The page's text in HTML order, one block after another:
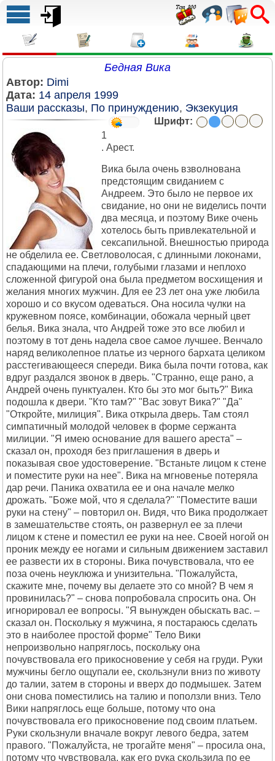
Бедная Вика
Автор: Dimi
Дата: 14 апреля 1999
Ваши рассказы, По принуждению, Экзекуция
Шрифт:
1
. Арест.
Вика была очень взволнована предстоящим свиданием с Андреем. Это было не первое их свидание, но они не виделись почти два месяца, и поэтому Вике очень хотелось быть привлекательной и сексапильной. Внешностью природа не обделила ее. Светловолосая, с длинными локонами, спадающими на плечи, голубыми глазами и неплохо сложенной фигурой она была предметом восхищения и желания многих мужчин. Для ее 23 лет она уже любила хорошо и со вкусом одеваться. Она носила чулки на кружевном поясе, комбинации, обожала черный цвет белья. Вика знала, что Андрей тоже это все любил и поэтому в тот день надела свое самое лучшее. Венчало наряд великолепное платье из черного бархата целиком расстегивающееся спереди. Вика была почти готова, как вдруг раздался звонок в дверь. "Странно, еще рано, а Андрей очень пунктуален. Кто бы это мог быть?" Вика подошла к двери. "Кто там?" "Вас зовут Вика?" "Да" "Откройте, милиция". Вика открыла дверь. Там стоял симпатичный молодой человек в форме сержанта милиции. "Я имею основание для вашего ареста" – сказал он, проходя без приглашения в дверь и показывая свое удостоверение. "Встаньте лицом к стене и поместите руки на нее". Вика на мгновенье потеряла дар речи. Паника охватила ее и она начале мелко дрожать. "Боже мой, что я сделала?" "Поместите ваши руки на стену" – повторил он. Видя, что Вика продолжает в замешательстве стоять, он развернул ее за плечи лицом к стене и поместил ее руки на нее. Своей ногой он проник между ее ногами и сильным движением заставил ее развести их в стороны. Вика почувствовала, что ее поза очень неуклюжа и унизительна. "Пожалуйста, скажите мне, почему вы делаете это со мной? В чем я провинилась?" – снова попробовала спросить она. Он игнорировал ее вопросы. "Я вынужден обыскать вас. – сказал он. Поскольку я мужчина, я постараюсь сделать это в наиболее простой форме" Тело Вики непроизвольно напряглось, поскольку она почувствовала его прикосновение у себя на груди. Руки мужчины бегло ощупали ее, скользнули вниз по животу до талии, затем в стороны и вверх до подмышек. Затем они снова поместились на талию и поползли вниз. Тело Вики напряглось еще больше, потому что она почувствовала его прикосновение под своим платьем. Руки скользнули вначале вокруг левого бедра, затем правого. "Пожалуйста, не трогайте меня" – просила она, потому что чувствовала, как его рука скользила по ее промежности. Вике казалось, что прошла вечность пока он не убрал свои руки из под ее платья. Она почувствовала некоторое облегчение. Теперь, возможно, ей все таки удастся разобраться в том положении, в котором она оказалась, и исправить это недоразумение. То, что она услышала в следующий миг повергло ее в смятение. "Я должен вас доставить в отделение. В ваших интересах не сопротивляться, когда я буду надевать на Вас наручники". НАРУЧНИКИ! "О нет, пожалуйста, только не это!" – ее голос начал срываться с дрожания на всхлипывание. Но разжалобить его было просто невозможно. "Поместите вашу левую руку за спину" – командовал он. "О, пожалуйста... " – кричала Вика, повинуясь его приказу. Ее тело снова напряглось, когда она почувствовала холодную сталь наручника, охватившего ее запястие, Раздался щелчок механизма блокировки. "Пожалуйста правую руку" "Нет, умоляю вас... " – вновь пыталась протестовать Вика сознавая, что в скованном состоянии, она будет полностью в его власти и не сможет оказать хоть какое – нибудь сопротивление его действиям. Ни слова не говоря, сержант схватил свободную руку Вики и резко завел ее за спину и вверх. Тело Вики прогнулось глубоко вперед. В этой позе она вынуждена была оставаться пока милиционер защелкивал манжету наручника на запястье ее второй руки. "О... " – стонала она, когда он продолжал закрывать механизм блокировки. Вся эта ситуация, ее нелепая и унизительная поза, скованные за спиной руки, ощущение, что ее подвергли насилию, будто она преступница, так угнетала ее, что она уже не могла сдержать слез. "Пожалуйста, – молила она, – вы не можете вести меня в таком виде! Только не в наручниках! Я пойду сама! Я не буду бежать. Я обещаю! Что подумают соседи!" "Я выполняю приказ. Вы арестованы в подозрении хищения и укрытии капсулы новейшего лекарства из испытательной лаборатории" – был ответ. Сержант повел ее к своему автомобилю. При этом, он не выпустил скованные запястья Вики из своих рук и по дороге держал их так высоко, так что ей пришлось идти в полусогнутом положении. Длинные черные локоны Вики свесились вниз и раскачивались в такт ее движению. Идти было ужасно неудобно, но еще ужаснее было осознавать свое унижение и ощущать на себе взгляды соседей, среди которых было много мужчин. Сержант подвел Вику к автомобилю, одной рукой распахнул заднюю дверцу и втолкнул ее в салон. Вика скорее просто упала на сиденье, чем села. Скованные за спиной руки не позволяли ее расправить платье. Оно подмялось, обнажив стройные бедра и кружевные резинки чулок. На водительском месте сидел еще один мужчина, видимо старший по званию. Тот который арестовал Вику, обошел автомашину и сел рядом с ней... Машина тронулась. "Ну как, нашел у нее капсулу?" спросил старший. "Нет" " А ты как следует ее обыскал? Ты раздевал ее?" "Нет, я только ощупал ее" "Этого недостаточно. Надо было искать лучше. По донесениям она носит ее всегда при себе". Машина остановилась в глухом переулке. У Вики сжалось сердце. Она поняла, что все еще только начинается. Мужчина, сидевший за рулем повернулся назад. "Давай поищем получше. Расстегни ка ей платье, Виктор" сказал он. Виктор, (видимо так звали милиционера, который арестовывал Вику), принялся неторопливо расстегивать пуговицы, начиная сверху. Расстегнув платье до талии, Виктор резким движением сдернул его с плеч назад. Груди Вики, закрытые в кружевной бюстгалтер черного цвета беспомощно и предательски торчали вперед. Она тихо застонала от собственного бессилия. "Продолжай" – скомандовал старший. Виктор, обхватив Вику за плечи развернул ее к себе спиной и сдернул платье вниз до уровня талии. Скованные за спиной руки не дали снять его совсем. Тело Вики выгнулось, но Виктор, придавив ее к спинке переднего кресла машины, расстегнул замочек бюстгалтера. Затем, опрокинув свою пленницу снова на спину, он обеими руками спустил его с грудей Вики. Конструкция бюстгалтера была без бретелек, поэтому Вика оказалась сразу полуобнаженной. Она закрыла глаза и вновь застонала. Мужчины не обратили на это внимание. Старший ощупал бюстгалтер и бросил его рядом на сиденье. "Он пуст. Раздевай ее дальше, если понадобится полностью" – приказал он. Через несколько секунд платье Вики было расстегнуто полностью и оба его подола откинуты по разные стороны ее прекрасного тела. Взгляды обоих мужчин ощупывали тело Вики. То ли они пытались обнаружить в ее немногочисленном белье ту неизвестную ей капсулу, то ли рассматривали интимные места чисто с мужским интересом. Как бы то ни было, но положение Вики было для нее крайне ужасным. Захотят ли милиционеры воспользоваться ею как женщиной, или будут раздевать ее, осматривать одежду и ее самые интимные места с целью найти что – то – для Вики все это было одинаково страшно. Виктор резким движением рук раздвинул ее колени в разные стороны и ощупал область промежности, начиная от лобка и заканчивая началом ягодиц. В отличие от обыска в доме, где прикосновения были поверхностными и легкими, сейчас рука Виктора была тяжелой и требовательной. "Да брось ты, так мы ничего не найдем. Снимай с нее все"" – снова распорядился старший. "Наверное, ты прав. Так надежнее" – согласился Виктор. Обхватив обе ноги Вики под колени, он опрокинул женщину на спину. Обе ее ноги в капроновых чулках и туфлях оказались на коленях Виктора. Взявшись за кружевной пояс, поддерживающий чулки обеими руками, он стащил его с бедер Вики. Не снимая его полностью, он проделал тоже самое и с ее трусиками. Затем, пропустив свою левую руку под коленями ног Вики он поднял их и поджал их прямо к груди опрокинутой женщины. Другой свободной рукой он стащил все приспущенное белье с ее ног, даже не сняв при этом туфли. Затем, развернув Вику на живот, Виктор освободил одну из ее запястий от манжет наручников, снял свешивавшееся платье и снова замкнул браслет на ее руке. Посадив обнаженную женщину на сиденье Виктор передал всю одежду своему напарнику для осмотра. Итак, Вика была совершенно раздета. Ее руки были сведены за спину и закованы в наручники. Она сидела в служебной машине в обществе двух мужчин – представителей закона, для которых она была лишь арестанткой, и которую можно было подвергнуть любому унижению и насилию. Старший внимательно ощупал все подкладки ее платья и белья. Не найдя ничего он повернулся к Виктору. "Ищи. Последнее место" – сказал он. Виктор кивнул головой. Вика поняла, какое место он имел в виду. "Боже мой, ну неужели вы не можете не унижать меня таким образом? Отвезите меня в участок, ведь там же, наверное, есть женщины, специальное оборудование!" – всхлипывала она. В страданиях она была еще прекраснее. Ее голубые глаза были полны слез и сверкали в полумраке салона машины. Длинные золотистые волосы, раскиданные на обнаженным плечам местами прикрывали ее торчащие соски тугих грудей. Белоснежное тело на черном кожаном сиденье автомашины казалось еще стройнее и привлекательнее. Плечи, откинутые назад из – за скованных за спиной рук, подчеркивали красоту ее длинной и тонкой шеи. "Нет, – прозвучал ответ, – Это дело поручено нам и мы доведем его до конца". Вика, в ужасе закрыла глаза и в ее разгоряченном мозгу туманно промелькнула мысль. "Может быть стоит позвать на помощь. Наверное, хуже от этого уже не будет". Она уже как бы набрала побольше воздуху и приготовилась закричать, как вдруг, словно угадав ее намерение, Виктор в одну секунду залепил ей рот специальной клейкой лентой. Последняя надежда для Вики была потеряна. Вслед за этим Виктор снова опрокинул ее на спину и раздвинул ноги. На этот раз Вика боролась изо всех сил. Но что она могла поделать против двух сильных специально обученных людей, к тому же мужчин? Правую ногу Вики закинули на подголовник переднего сиденья и пристегнули еще о